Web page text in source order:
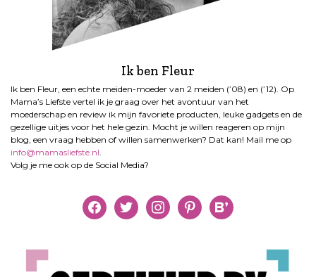
Ik ben Fleur
Ik ben Fleur, een echte meiden-moeder van 2 meiden (’08) en (’12). Op
Mama’s Liefste vertel ik je graag over het avontuur van het
moederschap en review ik mijn favoriete producten, leuke gadgets en de
gezellige uitjes voor het hele gezin. Mocht je willen reageren op mijn
blog, een vraag hebben of willen samenwerken? Dat kan! Mail me op
info@mamasliefste.nl
Volg je me ook op de Social Media?
facebooktwitter instagrampinterestbloglovin